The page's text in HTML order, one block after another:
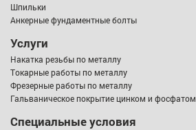
Шпильки
Анкерные фундаментные болты
Услуги
Накатка резьбы по металлу
Токарные работы по металлу
Фрезерные работы по металлу
Гальваническое покрытие цинком и фосфатом
Специальные условия